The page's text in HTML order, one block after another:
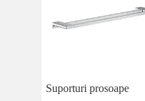
Suporturi prosoape